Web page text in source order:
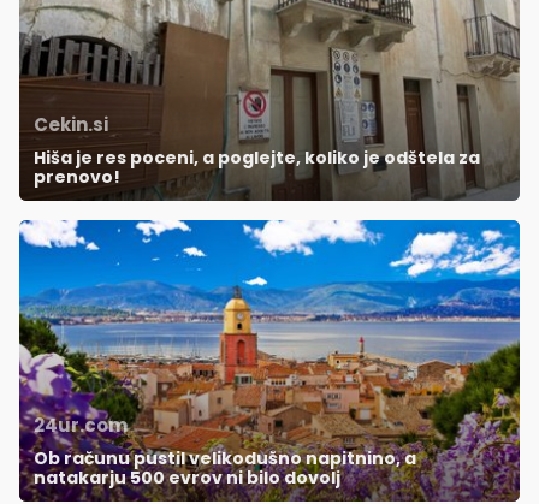
Cekin.si
Hiša je res poceni, a poglejte, koliko je odštela za
prenovo!
24ur.com
Ob računu pustil velikodušno napitnino, a
natakarju 500 evrov ni bilo dovolj